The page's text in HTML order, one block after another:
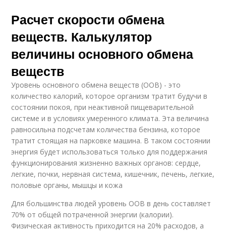
Расчет скорости обмена
веществ. Калькулятор
величины основного обмена
веществ
Уровень основного обмена веществ (ООВ) - это
количество калорий, которое организм тратит будучи в
состоянии покоя, при неактивной пищеварительной
системе и в условиях умеренного климата. Эта величина
равносильна подсчетам количества бензина, которое
тратит стоящая на парковке машина. В таком состоянии
энергия будет использоваться только для поддержания
функционирования жизненно важных органов: сердце,
легкие, почки, нервная система, кишечник, печень, легкие,
половые органы, мышцы и кожа
Для большинства людей уровень ООВ в день составляет
70% от общей потраченной энергии (калории).
Физическая активность приходится на 20% расходов, а